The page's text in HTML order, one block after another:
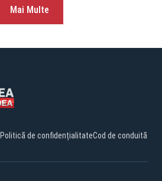
Mai Multe
Politică de confidențialitateCod de conduită